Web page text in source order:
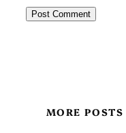
MORE POSTS